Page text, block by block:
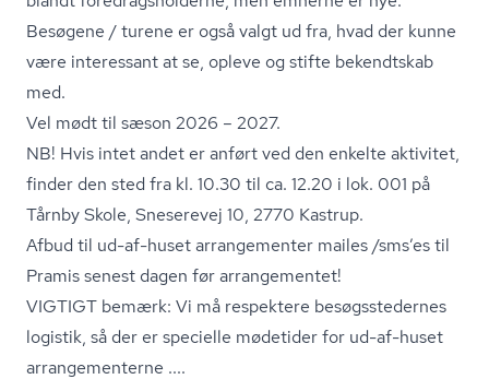
Besøgene / turene er også valgt ud fra, hvad der kunne
være interessant at se, opleve og stifte bekendtskab
med.
Vel mødt til sæson 2026 – 2027.
NB! Hvis intet andet er anført ved den enkelte aktivitet,
finder den sted fra kl. 10.30 til ca. 12.20 i lok. 001 på
Tårnby Skole, Sneserevej 10, 2770 Kastrup.
Afbud til ud-af-huset arrangementer mailes /sms’es til
Pramis senest dagen før arrangementet!
VIGTIGT bemærk: Vi må respektere be­søgs­ste­der­nes
logistik, så der er specielle mødetider for ud-af-huset
ar­ran­ge­men­ter­ne ....